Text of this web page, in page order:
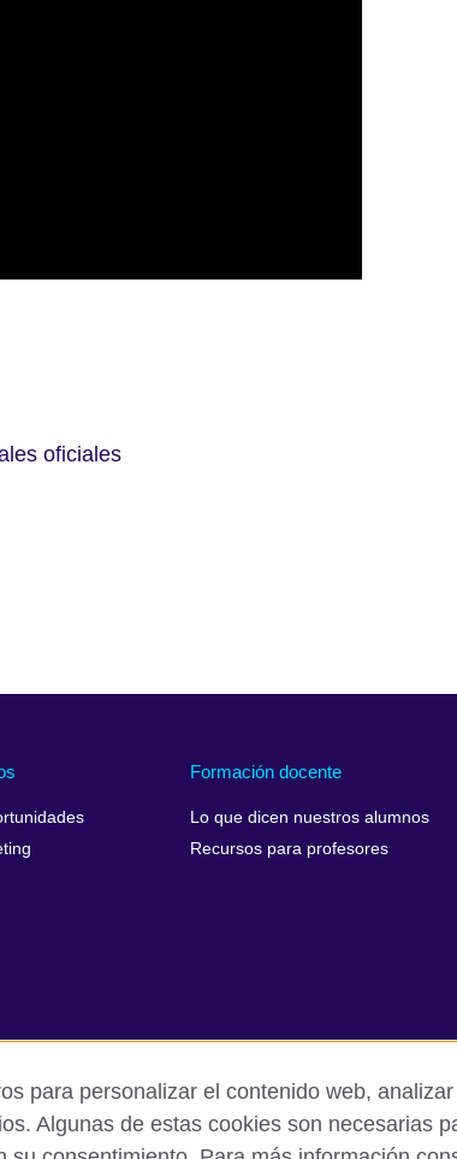
oficiales
Formación docente
Lo que dicen nuestros alumnos
Recursos para profesores
de uso Cookies Mapa del sitio
para personalizar el contenido web,
Algunas de estas cookies son necesarias